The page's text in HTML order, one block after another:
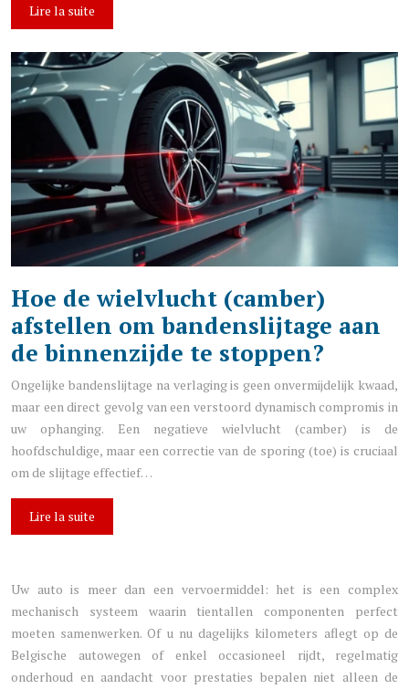
Lire la suite
Hoe de wielvlucht (camber)
afstellen om bandenslijtage aan
de binnenzijde te stoppen?
Ongelijke bandenslijtage na verlaging is geen onvermijdelijk kwaad,
maar een direct gevolg van een verstoord dynamisch compromis in
uw ophanging. Een negatieve wielvlucht (camber) is de
hoofdschuldige, maar een correctie van de sporing (toe) is cruciaal
om de slijtage effectief…
Lire la suite
Uw auto is meer dan een vervoermiddel: het is een complex
mechanisch systeem waarin tientallen componenten perfect
moeten samenwerken. Of u nu dagelijks kilometers aflegt op de
Belgische autowegen of enkel occasioneel rijdt, regelmatig
onderhoud en aandacht voor prestaties bepalen niet alleen de